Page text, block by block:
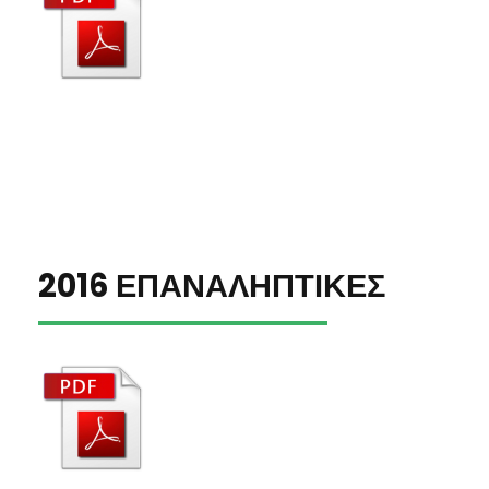
2016 ΕΠΑΝΑΛΗΠΤΙΚΕΣ